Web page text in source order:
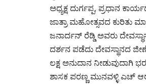
ಅಧ್ಯಕ್ಷ ದುರ್ಗಪ್ಪ, ಪ್ರಧಾನ
ಜಾತ್ರಾ ಮಹೋತ್ಸವದ ಕುರಿತು
ಜನಾರ್ದನ್ ರೆಡ್ಡಿ ಅವರು
ದರ್ಶನ ಪಡೆದು ದೇವಸ್ಥಾನದ
ಲಕ್ಷ ಅನುದಾನ ನೀಡುವುದಾಗಿ
ಶಾಸಕ ಪರಣ್ಣ ಮುನವಳ್ಳಿ ಎಚ್